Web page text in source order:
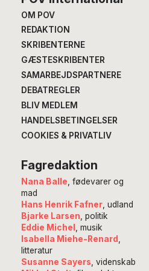
OM POV
REDAKTION
SKRIBENTERNE
GÆSTESKRIBENTER
SAMARBEJDSPARTNERE
DEBATREGLER
BLIV MEDLEM
HANDELSBETINGELSER
COOKIES & PRIVATLIV
Fagredaktion
Nana Balle , fødevarer og
mad
Hans Henrik Fafner, udland
Bjarke Larsen , politik
Eddie Michel
, musik
Isabella Miehe-Renard
litteratur
Susanne Sayers , videnskab